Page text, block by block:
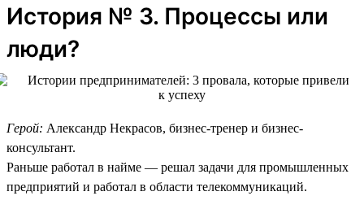
История № 3. Процессы или
люди?
Герой: Александр Некрасов, бизнес-тренер и бизнес-
консультант.
Раньше работал в найме — решал задачи для промышленных
предприятий и работал в области телекоммуникаций.